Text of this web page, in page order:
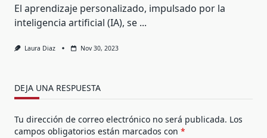
El aprendizaje personalizado, impulsado por la
inteligencia artificial (IA), se ...
Laura Diaz Nov 30, 2023
DEJA UNA RESPUESTA
Tu dirección de correo electrónico no será publicada. Los
campos obligatorios están marcados con *